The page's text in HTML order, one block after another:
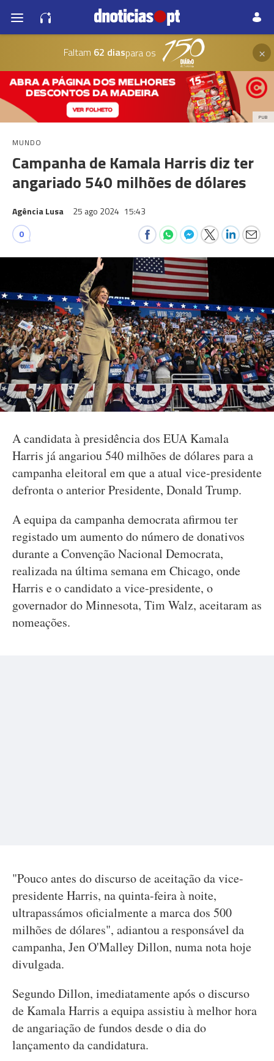
Faltam 62 diaspara os ×
PUB
MUNDO
Campanha de Kamala Harris diz ter
angariado 540 milhões de dólares
Agência Lusa 25 ago 2024 15:43
0
A candidata à presidência dos EUA Kamala
Harris já angariou 540 milhões de dólares para a
campanha eleitoral em que a atual vice-presidente
defronta o anterior Presidente, Donald Trump.
A equipa da campanha democrata afirmou ter
registado um aumento do número de donativos
durante a Convenção Nacional Democrata,
realizada na última semana em Chicago, onde
Harris e o candidato a vice-presidente, o
governador do Minnesota, Tim Walz, aceitaram as
nomeações.
"Pouco antes do discurso de aceitação da vice-
presidente Harris, na quinta-feira à noite,
ultrapassámos oficialmente a marca dos 500
milhões de dólares", adiantou a responsável da
campanha, Jen O'Malley Dillon, numa nota hoje
divulgada.
Segundo Dillon, imediatamente após o discurso
de Kamala Harris a equipa assistiu à melhor hora
de angariação de fundos desde o dia do
lançamento da candidatura.